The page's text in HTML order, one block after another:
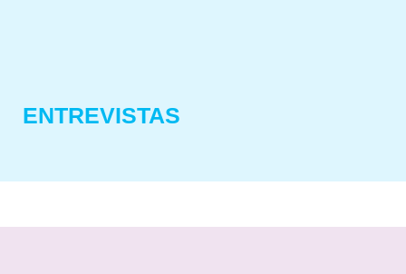
ENTREVISTAS